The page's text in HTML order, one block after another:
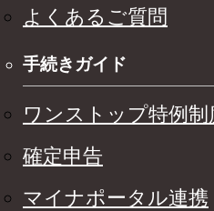
よくあるご質問
手続きガイド
ワンストップ特例制
確定申告
マイナポータル連携